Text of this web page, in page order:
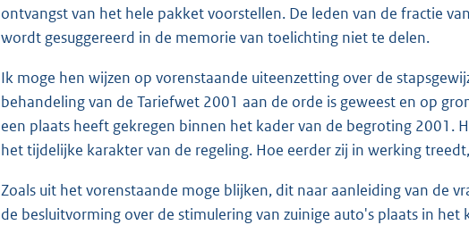
ontvangst van het hele pakket voorstellen. De leden van de fractie
wordt gesuggereerd in de memorie van toelichting niet te delen.
Ik moge hen wijzen op vorenstaande uiteenzetting over de
behandeling van de Tariefwet 2001 aan de orde is geweest en op
een plaats heeft gekregen binnen het kader van de begroting 2001.
het tijdelijke karakter van de regeling. Hoe eerder zij in werking
Zoals uit het vorenstaande moge blijken, dit naar aanleiding van de
de besluitvorming over de stimulering van zuinige auto's plaats in